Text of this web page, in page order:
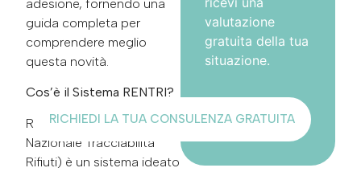
adesione, fornendo una
guida completa per
comprendere meglio
questa novità.
Cos’è il Sistema RENTRI?
RENTRI (Registro
Nazionale Tracciabilità
Rifiuti) è un sistema ideato
valutazione
gratuita della tua
situazione.
RICHIEDI LA TUA CONSULENZA GRATUITA